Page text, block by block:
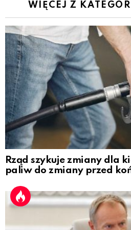
WIĘCEJ Z
Rząd szykuje zmiany dla
paliw do zmiany przed